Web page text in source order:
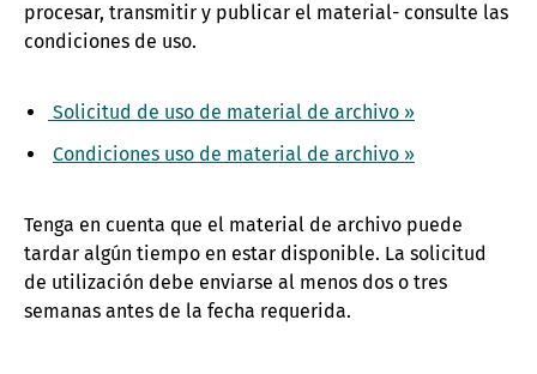
procesar, transmitir y publicar el material- consulte las
condiciones de uso.
Solicitud de uso de material de archivo »
Condiciones uso de material de archivo »
Tenga en cuenta que el material de archivo puede
tardar algún tiempo en estar disponible. La solicitud
de utilización debe enviarse al menos dos o tres
semanas antes de la fecha requerida.